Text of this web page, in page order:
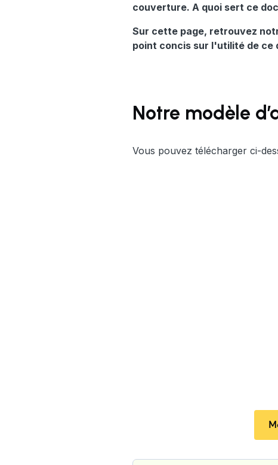
couverture. A quoi sert ce
Sur cette page, retrouvez
point concis sur l'utilité de ce
Notre modèle
Vous pouvez télécharger ci-